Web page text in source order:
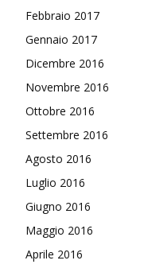
Febbraio 2017
Gennaio 2017
Dicembre 2016
Novembre 2016
Ottobre 2016
Settembre 2016
Agosto 2016
Luglio 2016
Giugno 2016
Maggio 2016
Aprile 2016